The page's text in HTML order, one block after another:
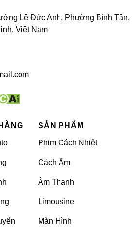
Lê Đức Anh, Phường Bình Tân,
Việt Nam
SẢN PHẨM
Phim Cách Nhiệt
Cách Âm
Âm Thanh
Limousine
Màn Hình